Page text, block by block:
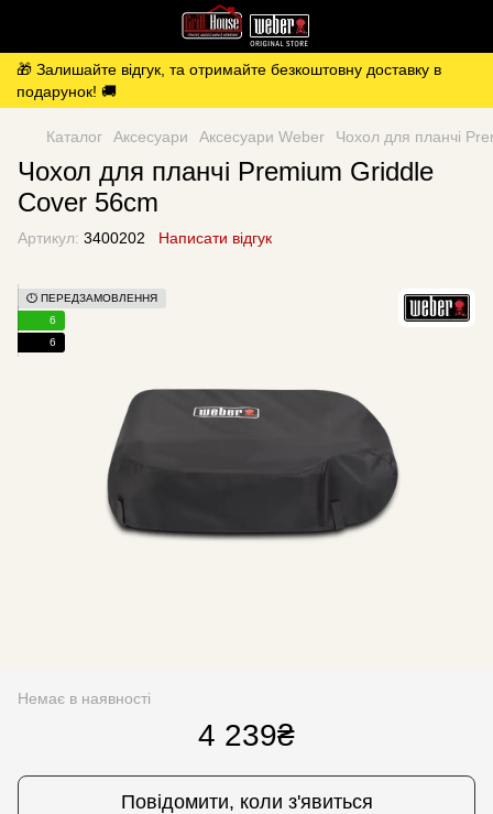
🎁 Залишайте відгук, та отримайте безкоштовну доставку в
подарунок! 🚚
Каталог Аксесуари Аксесуари Weber Чохол для планчі
Чохол для планчі Premium Griddle
Cover 56cm
Артикул: 3400202 Написати відгук
⏱️ ПЕРЕДЗАМОВЛЕННЯ
6
6
Немає в наявності
4 239₴
Повідомити, коли з'явиться